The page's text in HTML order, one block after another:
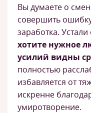
Вы думаете о
совершить
заработка.
хотите нужное
усилий видны
полностью
избавляется от
искренне
умиротворение.